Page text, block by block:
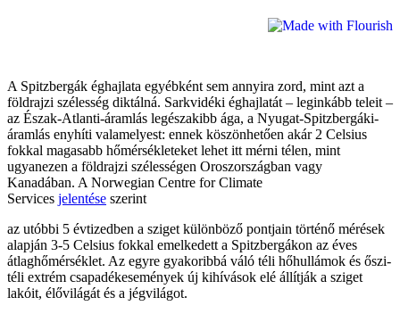
A Spitzbergák éghajlata egyébként sem annyira zord, mint azt a
földrajzi szélesség diktálná. Sarkvidéki éghajlatát – leginkább teleit –
az Észak-Atlanti-áramlás legészakibb ága, a Nyugat-Spitzbergáki-
áramlás enyhíti valamelyest: ennek köszönhetően akár 2 Celsius
fokkal magasabb hőmérsékleteket lehet itt mérni télen, mint
ugyanezen a földrajzi szélességen Oroszországban vagy
Kanadában. A Norwegian Centre for Climate
Services jelentése szerint
az utóbbi 5 évtizedben a sziget különböző pontjain történő mérések
alapján 3-5 Celsius fokkal emelkedett a Spitzbergákon az éves
átlaghőmérséklet. Az egyre gyakoribbá váló téli hőhullámok és őszi-
téli extrém csapadékesemények új kihívások elé állítják a sziget
lakóit, élővilágát és a jégvilágot.